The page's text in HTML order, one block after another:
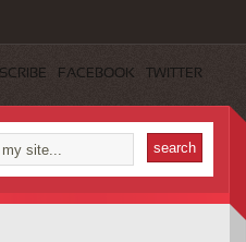
FACEBOOK TWITTER